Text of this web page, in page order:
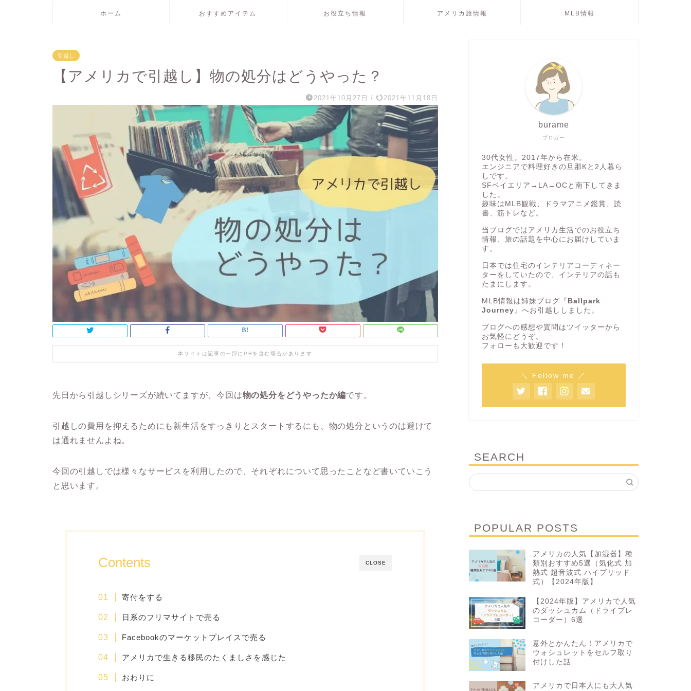
ホーム おすすめアイテム お役立ち情報 アメリカ旅情報 MLB情報
引越し
【アメリカで引越し】物の処分はどうやった？
2021年10月27日 / 2021年11月18日
本サイトは記事の一部にPRを含む場合があります
先日から引越しシリーズが続いてますが、今回は物の処分をどうやったか編です。
引越しの費用を抑えるためにも新生活をすっきりとスタートするにも、物の処分というのは避けて
は通れませんよね。
今回の引越しでは様々なサービスを利用したので、それぞれについて思ったことなど書いていこう
と思います。
CLOSE
Contents
寄付をする
日系のフリマサイトで売る
Facebookのマーケットプレイスで売る
アメリカで生きる移民のたくましさを感じた
おわりに
ブロガー
burame
30代女性。2017年から在米。
エンジニアで料理好きの旦那Kと2人暮ら
しです。
SFベイエリア→LA→OCと南下してきま
した。
趣味はMLB観戦、ドラマアニメ鑑賞、読
書、筋トレなど。
当ブログではアメリカ生活でのお役立ち
情報、旅の話題を中心にお届けしていま
す。
日本では住宅のインテリアコーディネー
ターをしていたので、インテリアの話も
たまにします。
MLB情報は姉妹ブログ『 Ballpark
Journey 』へお引越ししました。
ブログへの感想や質問はツイッターから
お気軽にどうぞ。
フォローも大歓迎です！
＼ Follow me ／
SEARCH
POPULAR POSTS
アメリカの人気【加湿器】種
類別おすすめ5選（気化式 加
熱式 超音波式 ハイブリッド
式）【2024年版】
【2024年版】アメリカで人気
のダッシュカム（ドライブレ
コーダー）6選
意外とかんたん！アメリカで
ウォシュレットをセルフ取り
付けした話
アメリカで日本人にも大人気